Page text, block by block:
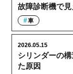
故障診断機で
車
シリンダーの
た原因
2026.05.15